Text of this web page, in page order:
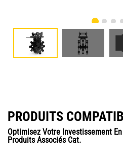
PRODUITS
Optimisez Votre Investissement
Produits Associés Cat.